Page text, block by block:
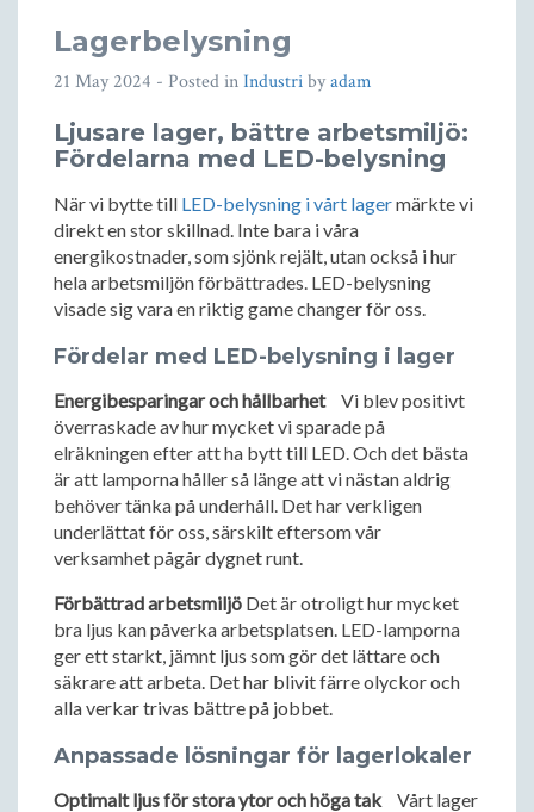
Lagerbelysning
21 May 2024 - Posted inIndustribyadam
Ljusare lager, bättre arbetsmiljö:
Fördelarna med LED-belysning
När vi bytte till LED-belysning i vårt lagermärkte vi
direkt en stor skillnad. Inte bara i våra
energikostnader, som sjönk rejält, utan också i hur
hela arbetsmiljön förbättrades. LED-belysning
visade sig vara en riktig game changer för oss.
Fördelar med LED-belysning i lager
Energibesparingar och hållbarhetVi blev positivt
överraskade av hur mycket vi sparade på
elräkningen efter att ha bytt till LED. Och det bästa
är att lamporna håller så länge att vi nästan aldrig
behöver tänka på underhåll. Det har verkligen
underlättat för oss, särskilt eftersom vår
verksamhet pågår dygnet runt.
Förbättrad arbetsmiljö Det är otroligt hur mycket
bra ljus kan påverka arbetsplatsen. LED-lamporna
ger ett starkt, jämnt ljus som gör det lättare och
säkrare att arbeta. Det har blivit färre olyckor och
alla verkar trivas bättre på jobbet.
Anpassade lösningar för lagerlokaler
Optimalt ljus för stora ytor och höga takVårt lager